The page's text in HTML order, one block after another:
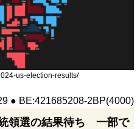
us-election-results/
● BE:421685208-2BP(4000)
領選の結果待ち 一部で